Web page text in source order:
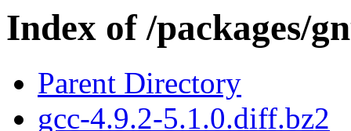
Index of /packages/
Parent Directory
gcc-4.9.2-5.1.0.diff.bz2